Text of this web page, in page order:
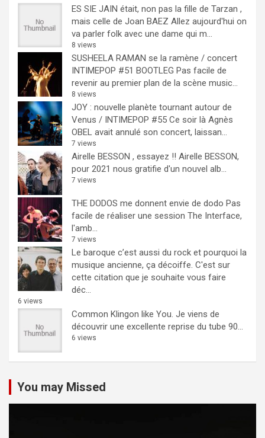
ES SIE JAIN était, non pas la fille de Tarzan ,
mais celle de Joan BAEZ Allez aujourd'hui on
va parler folk avec une dame qui m...
8 views
SUSHEELA RAMAN se la ramène / concert
INTIMEPOP #51 BOOTLEG Pas facile de
revenir au premier plan de la scène music...
8 views
JOY : nouvelle planète tournant autour de
Venus / INTIMEPOP #55 Ce soir là Agnès
OBEL avait annulé son concert, laissan...
7 views
Airelle BESSON , essayez !! Airelle BESSON,
pour 2021 nous gratifie d'un nouvel alb...
7 views
THE DODOS me donnent envie de dodo Pas
facile de réaliser une session The Interface,
l'amb...
7 views
Le baroque c’est aussi du rock et pourquoi la
musique ancienne, ça décoiffe. C'est sur
cette citation que je souhaite vous faire
déc...
6 views
Common Klingon like You. Je viens de
découvrir une excellente reprise du tube 90...
6 views
You may Missed